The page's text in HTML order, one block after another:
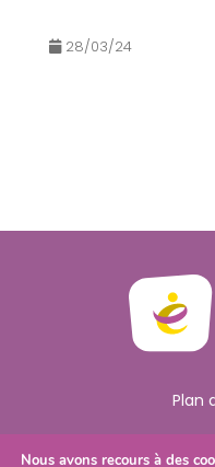
28/03/24
Plan
Nous
Nous avons recours à des